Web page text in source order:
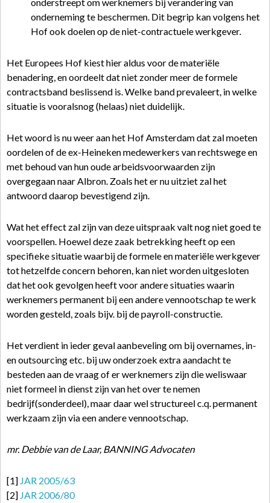
onderneming te beschermen. Dit begrip kan volgens het
Hof ook doelen op de niet-contractuele werkgever.
Het Europees Hof kiest hier aldus voor de materiële
benadering, en oordeelt dat niet zonder meer de formele
contractsband beslissend is. Welke band prevaleert, in welke
situatie is vooralsnog (helaas) niet duidelijk.
Het woord is nu weer aan het Hof Amsterdam dat zal moeten
oordelen of de ex-Heineken medewerkers van rechtswege en
met behoud van hun oude arbeidsvoorwaarden zijn
overgegaan naar Albron. Zoals het er nu uitziet zal het
antwoord daarop bevestigend zijn.
Wat het effect zal zijn van deze uitspraak valt nog niet goed te
voorspellen. Hoewel deze zaak betrekking heeft op een
specifieke situatie waarbij de formele en materiële werkgever
tot hetzelfde concern behoren, kan niet worden uitgesloten
dat het ook gevolgen heeft voor andere situaties waarin
werknemers permanent bij een andere vennootschap te werk
worden gesteld, zoals bijv. bij de payroll-constructie.
Het verdient in ieder geval aanbeveling om bij overnames, in-
en outsourcing etc. bij uw onderzoek extra aandacht te
besteden aan de vraag of er werknemers zijn die weliswaar
niet formeel in dienst zijn van het over te nemen
bedrijf(sonderdeel), maar daar wel structureel c.q. permanent
werkzaam zijn via een andere vennootschap.
mr. Debbie van de Laar, BANNING Advocaten
[1] JAR 2005/63
[2] JAR 2006/80